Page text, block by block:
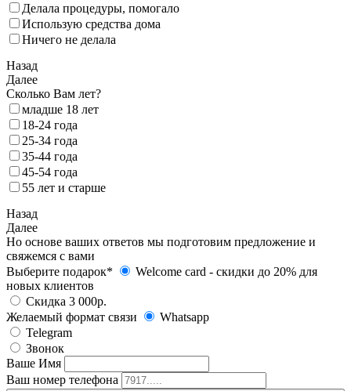
Делала процедуры, помогало
Использую средства дома
Ничего не делала
Назад
Далее
Сколько Вам лет?
младше 18 лет
18‑24 года
25‑34 года
35‑44 года
45-54 года
55 лет и старше
Назад
Далее
Но основе ваших ответов мы подготовим предложение и
свяжемся с вами
Выберите подарок*
Welcome card - cкидки до 20% для
новых клиентов
Скидка 3 000р.
Желаемый формат связи
Whatsapp
Telegram
Звонок
Ваше Имя
Ваш номер телефона